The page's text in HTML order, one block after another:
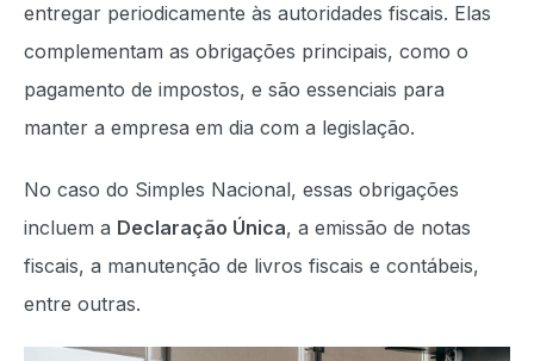
entregar periodicamente às autoridades fiscais. Elas
complementam as obrigações principais, como o
pagamento de impostos, e são essenciais para
manter a empresa em dia com a legislação.
No caso do Simples Nacional, essas obrigações
incluem a Declaração Única, a emissão de notas
fiscais, a manutenção de livros fiscais e contábeis,
entre outras.